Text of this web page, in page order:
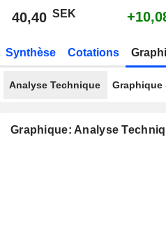
40,40 SEK
Synthèse Cotations
Analyse Technique Graphique
Graphique: Analyse